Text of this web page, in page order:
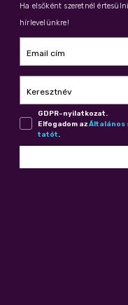
Ha elsőként szeretnél
hírlevelünkre!
Email cím
Keresztnév
GDPR-nyilatkozat.
Elfogadom azÁl­ta­lá­nos
ta­tót.